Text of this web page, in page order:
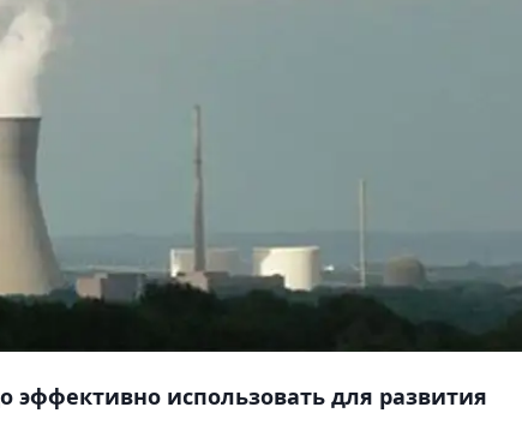
эффективно использовать для развития